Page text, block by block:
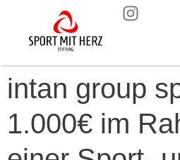
intan group
1.000€ im